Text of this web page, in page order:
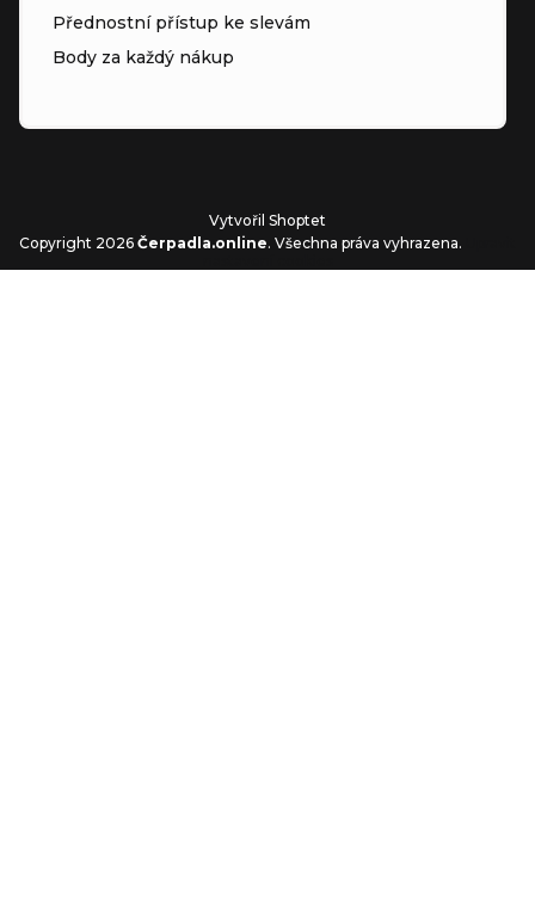
Přednostní přístup ke slevám
Body za každý nákup
Vytvořil Shoptet
Copyright 2026 Čerpadla.online. Všechna práva vyhrazena.